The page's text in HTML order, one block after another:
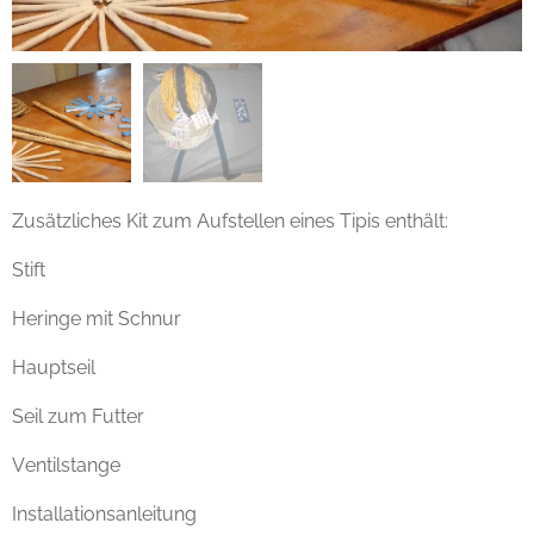
Zusätzliches Kit zum Aufstellen eines Tipis enthält:
Stift
Heringe mit Schnur
Hauptseil
Seil zum Futter
Ventilstange
Installationsanleitung